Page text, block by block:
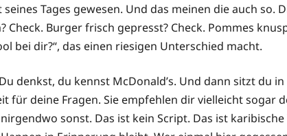
Tages gewesen. Und das meinen die auch so.
Burger frisch gepresst? Check. Pommes
bei dir?“, das einen riesigen Unterschied macht.
denkst, du kennst McDonald’s. Und dann sitzt du
für deine Fragen. Sie empfehlen dir vielleicht sogar
sonst. Das ist kein Script. Das ist